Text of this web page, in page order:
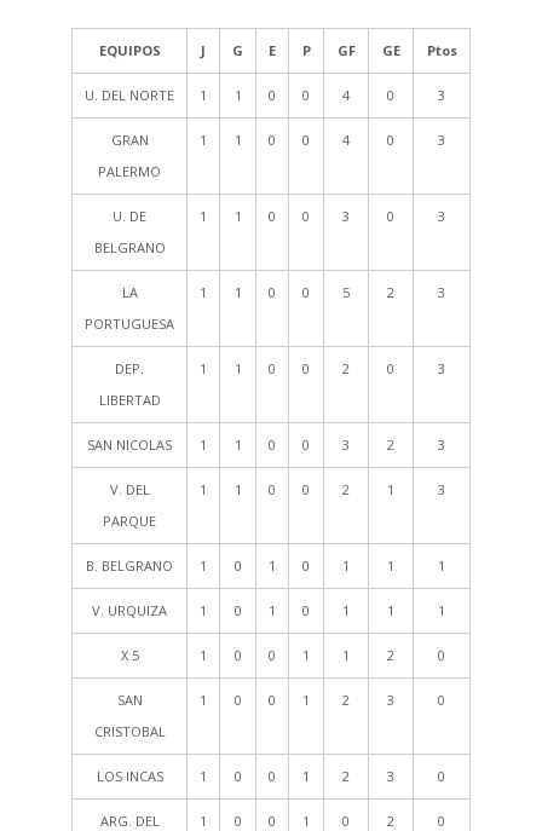
EQUIPOS J G E P GF GE Ptos
U. DEL NORTE 1 1 0 0 4 0 3
GRAN
PALERMO
1 1 0 0 4 0 3
U. DE
BELGRANO
1 1 0 0 3 0 3
LA
PORTUGUESA
1 1 0 0 5 2 3
DEP.
LIBERTAD
1 1 0 0 2 0 3
SAN NICOLAS 1 1 0 0 3 2 3
V. DEL
PARQUE
1 1 0 0 2 1 3
B. BELGRANO 1 0 1 0 1 1 1
V. URQUIZA 1 0 1 0 1 1 1
X 5 1 0 0 1 1 2 0
SAN
CRISTOBAL
1 0 0 1 2 3 0
LOS INCAS 1 0 0 1 2 3 0
ARG. DEL
1 0 0 1 0 2 0